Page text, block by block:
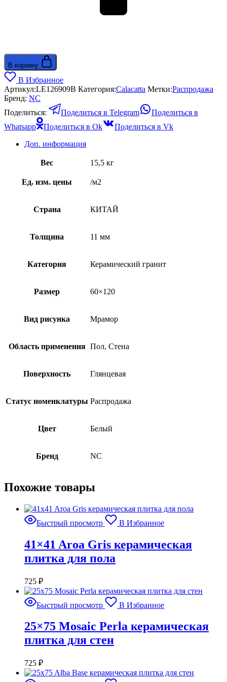
В корзину
В Избранное
Артикул:LE126909B Категория:Calacatta Метки:Распродажа
Бренд: NС
Поделиться:
Поделиться в Telegram
Поделиться в
Whatsapp
Поделиться в Ok
Поделиться в Vk
Доп. информация
Вес 15,5 кг
Ед. изм. цены /м2
Страна КИТАЙ
Толщина 11 мм
Категория Керамический гранит
Размер 60×120
Вид рисунка Мрамор
Область применения Пол, Стена
Поверхность Глянцевая
Статус номенклатуры Распродажа
Цвет Белый
Бренд NC
Похожие товары
Быстрый просмотр В Избранное
41×41 Aroa Gris керамическая
плитка для пола
725 ₽
Быстрый просмотр В Избранное
25×75 Mosaic Perla керамическая
плитка для стен
725 ₽